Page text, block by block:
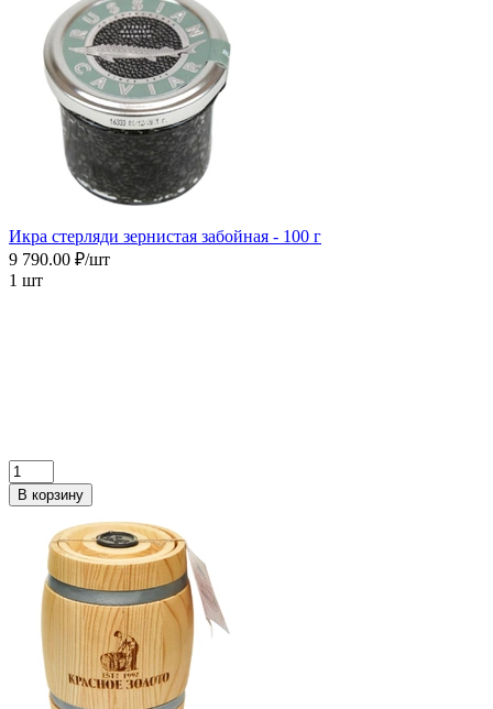
Икра cтерляди зернистая забойная - 100 г
9 790.00 ₽/шт
1 шт
В корзину